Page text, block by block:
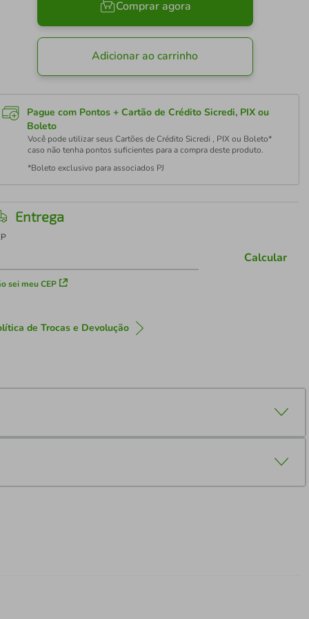
Comprar agora
Adicionar ao carrinho
Pague com Pontos + Cartão de Crédito Sicredi, PIX ou
Boleto
Você pode utilizar seus Cartões de Crédito Sicredi , PIX ou Boleto*
caso não tenha pontos suficientes para a compra deste produto.
*Boleto exclusivo para associados PJ
Entrega
sei meu CEP
Calcular
de Trocas e Devolução